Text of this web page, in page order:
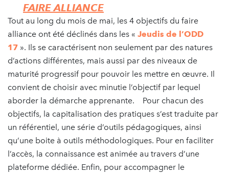
FAIRE ALLIANCE
Tout au long du mois de mai, les 4 objectifs du faire
alliance ont été déclinés dans les « Jeudis de l’ODD
17 ». Ils se caractérisent non seulement par des natures
d’actions différentes, mais aussi par des niveaux de
maturité progressif pour pouvoir les mettre en œuvre. Il
convient de choisir avec minutie l’objectif par lequel
aborder la démarche apprenante. Pour chacun des
objectifs, la capitalisation des pratiques s’est traduite par
un référentiel, une série d’outils pédagogiques, ainsi
qu’une boite à outils méthodologiques. Pour en faciliter
l’accès, la connaissance est animée au travers d’une
plateforme dédiée. Enfin, pour accompagner le